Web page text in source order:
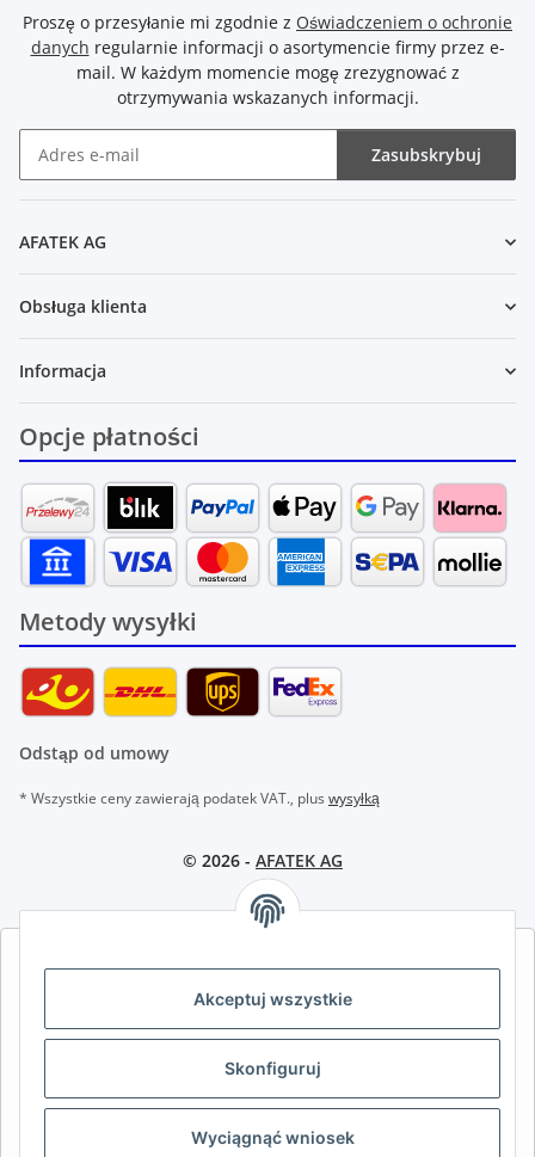
Akceptuj wszystkie
Skonfiguruj
Wyciągnąć wniosek
Proszę o przesyłanie mi zgodnie z Oświadczeniem o ochronie
danych regularnie informacji o asortymencie firmy przez e-
mail. W każdym momencie mogę zrezygnować z
otrzymywania wskazanych informacji.
Zasubskrybuj
AFATEK AG
Obsługa klienta
Informacja
Opcje płatności
Metody wysyłki
Odstąp od umowy
* Wszystkie ceny zawierają podatek VAT., plus wysyłką
© 2026 - AFATEK AG
AFATEK INTERNATIONAL – WYBIERZ REGION I JĘZYK | SELECT
DE AT CH (DE) CH (FR)
BE (NL) BE (FR)